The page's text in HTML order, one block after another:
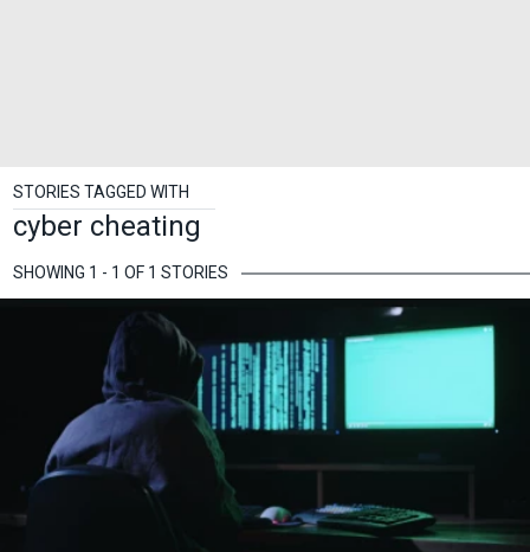
STORIES TAGGED WITH
cyber cheating
SHOWING 1 - 1 OF 1 STORIES